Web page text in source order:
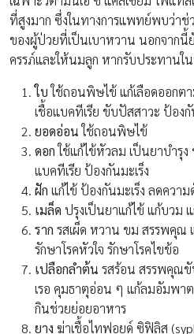
ที่สูงมาก ซึ่งในทางการแพทย์พบว่าช่
ของผู้ป่วยที่เป็นเบาหวาน นอกจาก
ครรภ์และให้นมลูก หากรับประทาน
ใบใช้ถอนพิษไข้ แก้เลือดออกต
เชื้อแบคทีเรีย ขับปัสสาวะ ป้อง
ยอดอ่อนใช้ถอนพิษไข้
ดอกใช้แก้ไข้หัวลม เป็นยาบำรุ
แบคทีเรีย ป้องกันมะเร็ง
ฝัก แก้ไข้ ป้องกันมะเร็ง ลดควา
เมล็ด ปรุงเป็นยาแก้ไข้ แก้บวม
ราก รสเผ็ด หวาน ขม สรรพคุณ
รักษาโรคหัวใจ รักษาโรคไขข้อ
เปลือกลำต้น รสร้อน สรรพคุณขั
เรอ คุมธาตุอ่อน ๆ แก้ลมอัมพาต
กินช่วยย่อยอาหาร
ยาง ฆ่าเชื้อไทฟอยด์ ซิฟิลิส